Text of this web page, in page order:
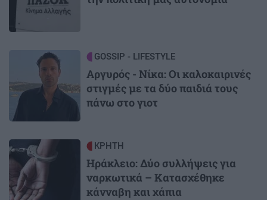
GOSSIP - LIFESTYLE
Αργυρός - Νίκα: Οι καλοκαιρινές
στιγμές με τα δύο παιδιά τους
πάνω στο γιοτ
Image ΚΡΗΤΗ
Ηράκλειο: Δύο συλλήψεις για
ναρκωτικά – Κατασχέθηκε
κάνναβη και χάπια